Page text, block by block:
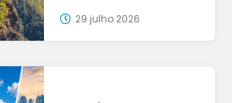
29 julho 2026